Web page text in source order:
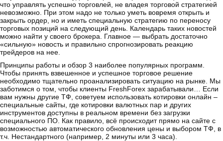
что управлять успешно торговлей, не владея торговой стратегией
невозможно. При этом надо не только уметь вовремя открыть и
закрыть ордер, но и иметь специальную стратегию по переносу
торговых позиций на следующий день. Календарь таких новостей
можно найти у своего брокера. Главное — выбрать достаточно
«сильную» новость и правильно спрогнозировать реакцию
трейдеров на нее.
Принципы работы и обзор 3 наиболее популярных программ.
Чтобы принять взвешенное и успешное торговое решение
необходимо тщательно проанализировать ситуацию на рынке. Мы
заботимся о том, чтобы клиенты FreshForex зарабатывали… Если
вам нужны другие ТФ, советуем использовать котировки онлайн –
специальные сайты, где котировки валютных пар и других
инструментов доступны в реальном времени без загрузки
специального ПО. Как правило, всё происходит прямо на сайте с
возможностью автоматического обновления цены и выбором ТФ, в
т.ч. Нестандартного (например, 2 минуты или 3 часа).